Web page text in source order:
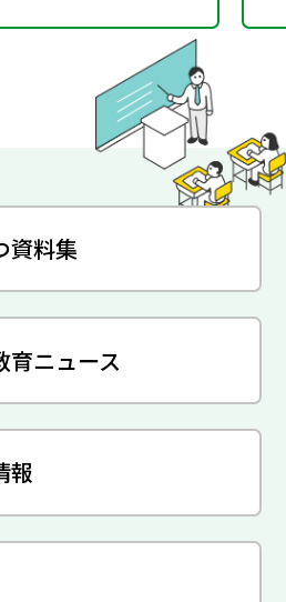
資料集
育ニュース
報